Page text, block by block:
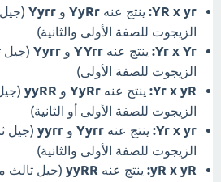
YR x yr: ينتج عنه YyRr و Yyrr
الزيجوت للصفة الأولى والثانية)
Yr x Yr: ينتج عنه YYrr و Yyrr (جيل
الزيجوت للصفة الأولى)
Yr x yR: ينتج عنه YyRr و yyRR
الزيجوت للصفة الأولى أو الثانية)
Yr x yr: ينتج عنه Yyrr و yyrr (جيل
الزيجوت للصفة الأولى والثانية)
yR x yR: ينتج عنه yyRR (جيل ثالث